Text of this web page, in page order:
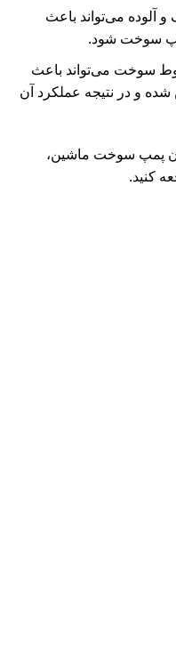
و آلوده می‌تواند باعث
سوخت شود.
سوخت می‌تواند باعث
و در نتیجه عملکرد آن
پمپ سوخت ماشین،
کنید.